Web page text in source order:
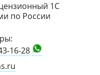
1С
по России
16-28